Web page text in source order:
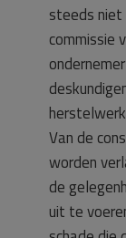
steeds niet
commissie
Van de
worden
de
uit te